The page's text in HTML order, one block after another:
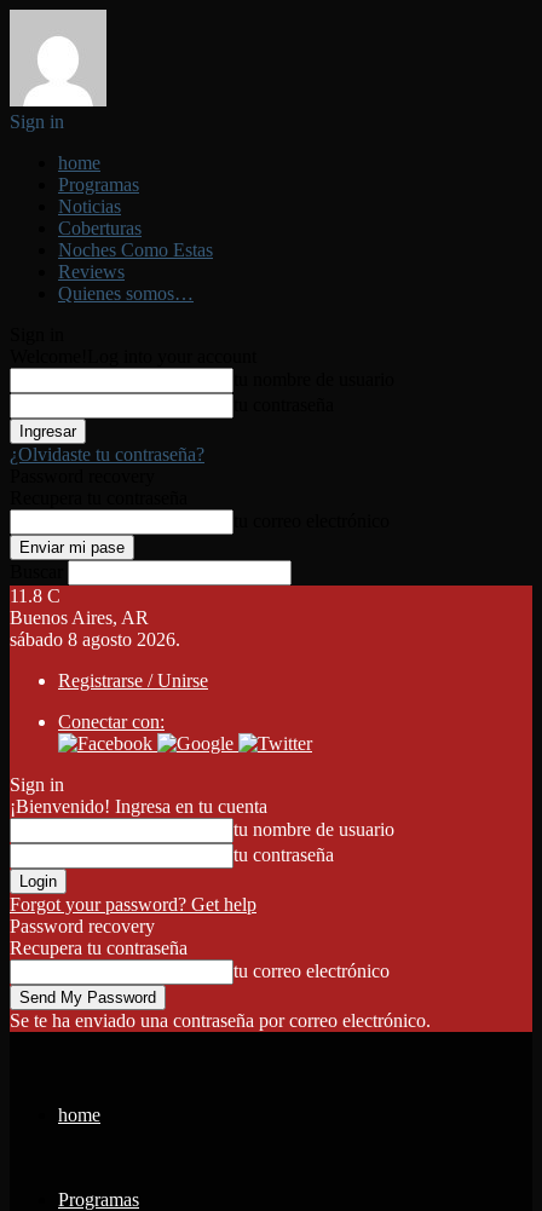
Sign in
home
Programas
Noticias
Coberturas
Noches Como Estas
Reviews
Quienes somos…
¿Olvidaste tu contraseña?
11.8 C
Buenos Aires, AR
sábado 8 agosto 2026.
Registrarse / Unirse
Conectar con:
Sign in
¡Bienvenido! Ingresa en tu cuenta
tu nombre de usuario
tu contraseña
Forgot your password? Get help
Password recovery
Recupera tu contraseña
tu correo electrónico
Se te ha enviado una contraseña por correo electrónico.
home
Programas